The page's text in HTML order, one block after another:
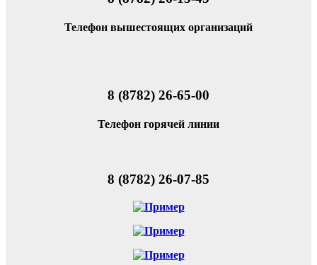
Телефон вышестоящих организаций
8 (8782) 26-65-00
Телефон горячей линии
8 (8782) 26-07-85